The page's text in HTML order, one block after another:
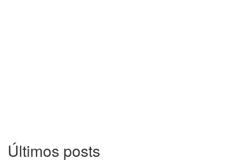
Últimos posts